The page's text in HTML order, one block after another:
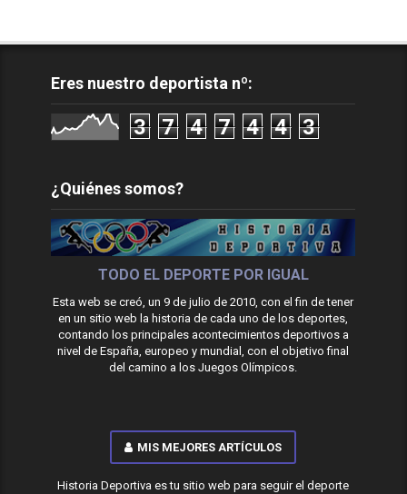
Eres nuestro deportista nº:
3 7 4 7 4 4 3
¿Quiénes somos?
TODO EL DEPORTE POR IGUAL
Esta web se creó, un 9 de julio de 2010, con el fin de tener
en un sitio web la historia de cada uno de los deportes,
contando los principales acontecimientos deportivos a
nivel de España, europeo y mundial, con el objetivo final
del camino a los Juegos Olímpicos.
MIS MEJORES ARTÍCULOS
Historia Deportiva es tu sitio web para seguir el deporte